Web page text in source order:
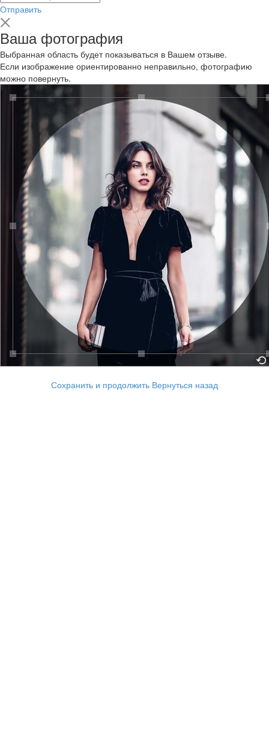
Отправить
Ваша фотография
Выбранная область будет показываться в Вашем отзыве.
Если изображение ориентированно неправильно, фотографию
можно повернуть.
Сохранить и продолжить Вернуться назад